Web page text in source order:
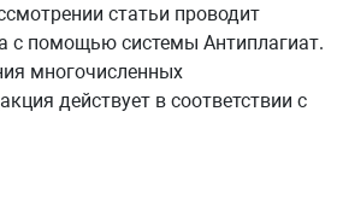
статьи проводит
с помощью системы Антиплагиат.
многочисленных
действует в соответствии с